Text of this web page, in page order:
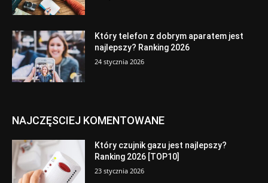
Który telefon z dobrym aparatem jest
najlepszy? Ranking 2026
24 stycznia 2026
NAJCZĘSCIEJ KOMENTOWANE
Który czujnik gazu jest najlepszy?
Ranking 2026 [TOP10]
23 stycznia 2026